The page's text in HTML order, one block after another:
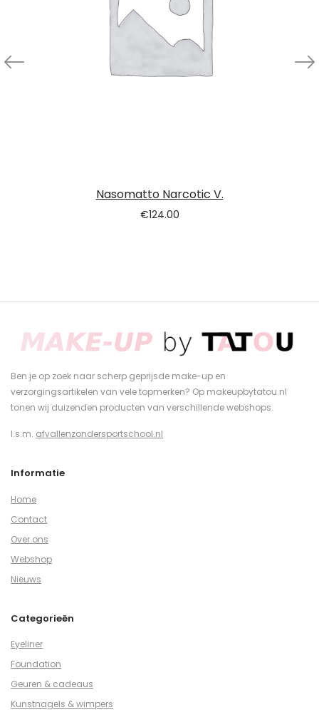
Nasomatto Narcotic V.
€124.00
Ben je op zoek naar scherp geprijsde make-up en
verzorgingsartikelen van vele topmerken? Op makeupbytatou.nl
tonen wij duizenden producten van verschillende webshops.
I.s.m. afvallenzondersportschool.nl
Informatie
Home
Contact
Over ons
Webshop
Nieuws
Categorieën
Eyeliner
Foundation
Geuren & cadeaus
Kunstnagels & wimpers